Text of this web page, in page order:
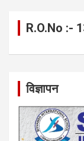
R.O.No :-
विज्ञापन